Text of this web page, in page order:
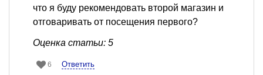
что я буду рекомендовать второй магазин и
отговаривать от посещения первого?
Оценка статьи: 5
6 Ответить